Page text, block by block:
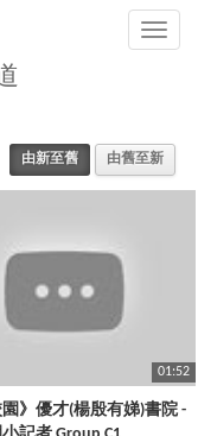
Toggle
由新至舊 由舊至新
01:52
園》優才(楊殷有娣)書院 -